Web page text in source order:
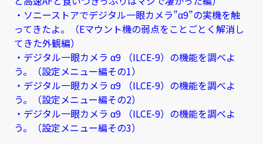
・ソニーストアでデジタル一眼カメラ”α9”の実機を触
ってきたよ。（Eマウント機の弱点をことごとく解消し
てきた外観編）
・デジタル一眼カメラ α9 （ILCE-9）の機能を調べよ
う。（設定メニュー編その1）
・デジタル一眼カメラ α9 （ILCE-9）の機能を調べよ
う。（設定メニュー編その2）
・デジタル一眼カメラ α9 （ILCE-9）の機能を調べよ
う。（設定メニュー編その3）